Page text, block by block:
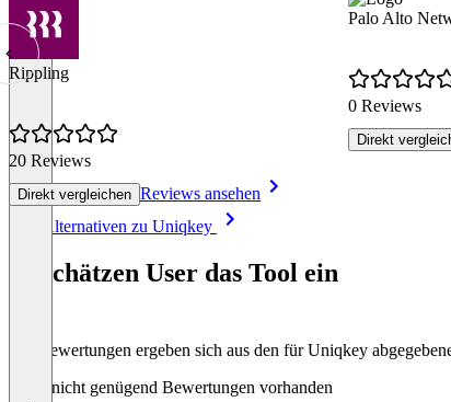
Rippling
20 Reviews
Direkt vergleichen Reviews ansehen
Palo Alto
0 Reviews
Direkt
Alle Alternativen zu Uniqkey
So schätzen User das Tool ein
Die Bewertungen ergeben sich aus den für Uniqkey
Noch nicht genügend Bewertungen vorhanden